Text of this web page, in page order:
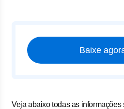
Baixe
Veja abaixo todas as informações